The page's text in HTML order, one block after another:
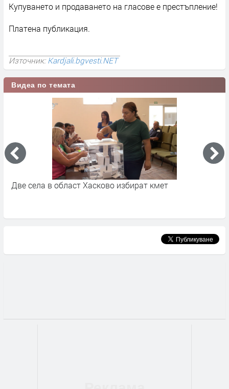
Купуването и продаването на гласове е престъпление!
Платена публикация.
Източник:Kardjali.bgvesti.NET
Видеа по темата
Политически реакции след номинацията на Антон